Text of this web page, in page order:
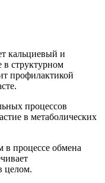
кальциевый и
структурном
профилактикой
процессов
в метаболических
процессе обмена
целом.